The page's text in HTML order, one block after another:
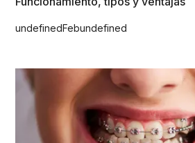
undefinedFebundefined